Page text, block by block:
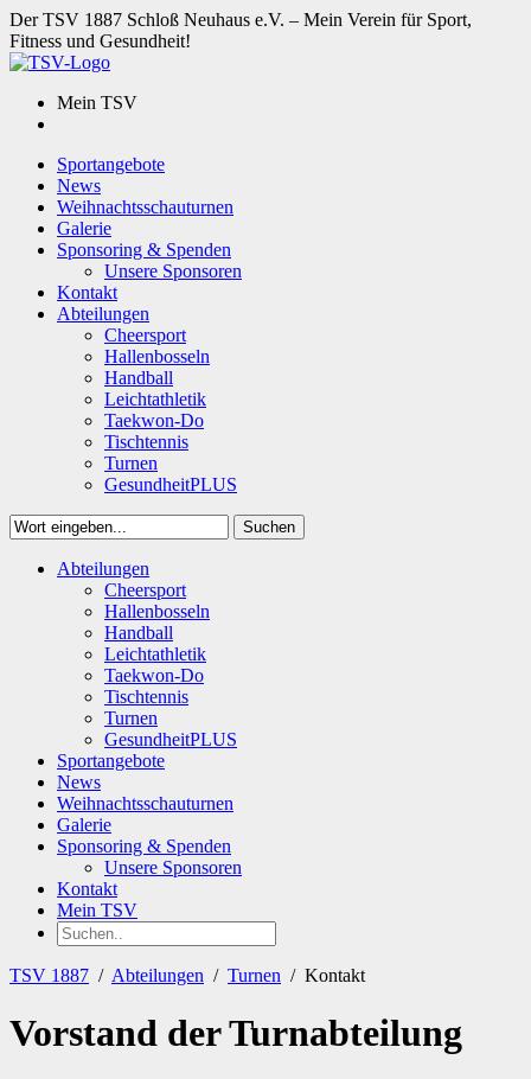
Der TSV 1887 Schloß Neuhaus e.V. – Mein Verein für Sport,
Fitness und Gesundheit!
Mein TSV
Sportangebote
News
Weihnachtsschauturnen
Galerie
Sponsoring & Spenden
Unsere Sponsoren
Kontakt
Abteilungen
Cheersport
Hallenbosseln
Handball
Leichtathletik
Taekwon-Do
Tischtennis
Turnen
GesundheitPLUS
Suchen
SuchenAbteilungen
Cheersport
Hallenbosseln
Handball
Leichtathletik
Taekwon-Do
Tischtennis
Turnen
GesundheitPLUS
Sportangebote
News
Weihnachtsschauturnen
Galerie
Sponsoring & Spenden
Unsere Sponsoren
Kontakt
Mein TSV
TSV 1887 / Abteilungen / Turnen / Kontakt
Vorstand der Turnabteilung